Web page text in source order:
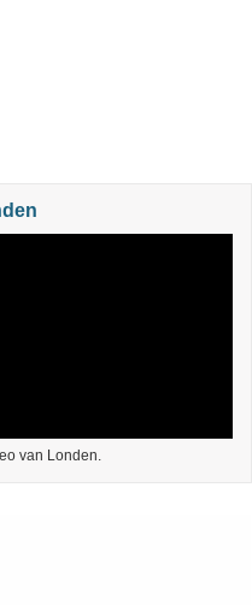
van Londen.